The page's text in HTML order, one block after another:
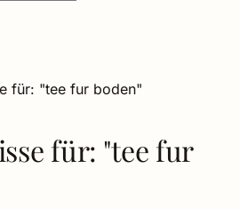
für: "tee fur boden"
für: "tee fur